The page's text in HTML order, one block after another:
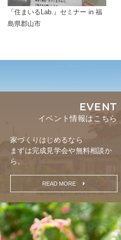
「住まいるLab.』セミナー in 福
島県郡山市
EVENT
イベント情報はこちら
家づくりはじめるなら
まずは完成見学会や無料相談か
ら。
READ MORE